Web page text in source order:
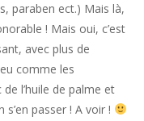
paraben ect.) Mais là,
! Mais oui, c’est
avec plus de
comme les
l’huile de palme et
passer ! A voir !